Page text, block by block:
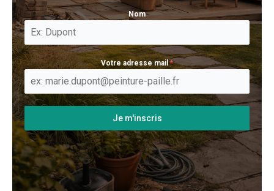
Nom
Votre adresse mail*
Je m'inscris